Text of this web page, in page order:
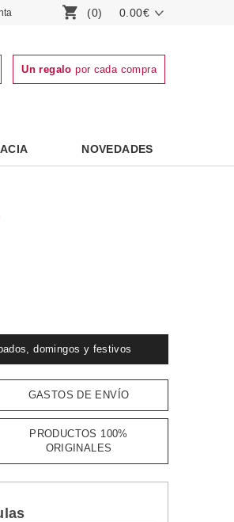
(0) 0.00€
Un regalo por cada compra
NOVEDADES
domingos y festivos
GASTOS DE ENVÍO
PRODUCTOS 100%
ORIGINALES